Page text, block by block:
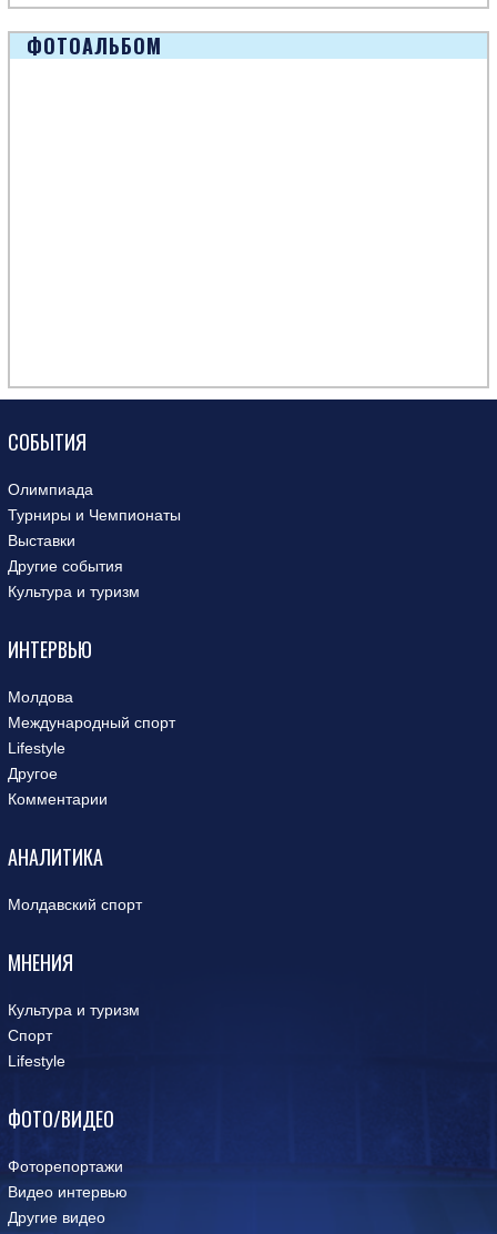
ФОТОАЛЬБОМ
СОБЫТИЯ
Олимпиада
Турниры и Чемпионаты
Выставки
Другие события
Культура и туризм
ИНТЕРВЬЮ
Молдова
Международный спорт
Lifestyle
Другое
Комментарии
АНАЛИТИКА
Молдавский спорт
МНЕНИЯ
Культура и туризм
Спорт
Lifestyle
ФОТО/ВИДЕО
Фоторепортажи
Видео интервью
Другие видео